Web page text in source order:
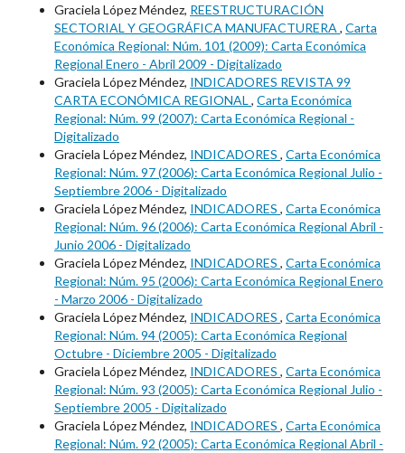
Graciela López Méndez, REESTRUCTURACIÓN
SECTORIAL Y GEOGRÁFICA MANUFACTURERA , Carta
Económica Regional: Núm. 101 (2009): Carta Económica
Regional Enero - Abril 2009 - Digitalizado
Graciela López Méndez, INDICADORES REVISTA 99
CARTA ECONÓMICA REGIONAL , Carta Económica
Regional: Núm. 99 (2007): Carta Económica Regional -
Digitalizado
Graciela López Méndez, INDICADORES , Carta Económica
Regional: Núm. 97 (2006): Carta Económica Regional Julio -
Septiembre 2006 - Digitalizado
Graciela López Méndez, INDICADORES , Carta Económica
Regional: Núm. 96 (2006): Carta Económica Regional Abril -
Junio 2006 - Digitalizado
Graciela López Méndez, INDICADORES , Carta Económica
Regional: Núm. 95 (2006): Carta Económica Regional Enero
- Marzo 2006 - Digitalizado
Graciela López Méndez, INDICADORES , Carta Económica
Regional: Núm. 94 (2005): Carta Económica Regional
Octubre - Diciembre 2005 - Digitalizado
Graciela López Méndez, INDICADORES , Carta Económica
Regional: Núm. 93 (2005): Carta Económica Regional Julio -
Septiembre 2005 - Digitalizado
Graciela López Méndez, INDICADORES , Carta Económica
Regional: Núm. 92 (2005): Carta Económica Regional Abril -